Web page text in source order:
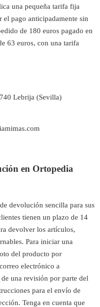
una pequeña tarifa fija
el pago anticipadamente sin
de 180 euros pagado en
63 euros, con una tarifa
Lebrija (Sevilla)
en Ortopedia
devolución sencilla para sus
tienen un plazo de 14
devolver los artículos,
Para iniciar una
del producto por
electrónico a
de una revisión por parte del
para el envío de
Tenga en cuenta que